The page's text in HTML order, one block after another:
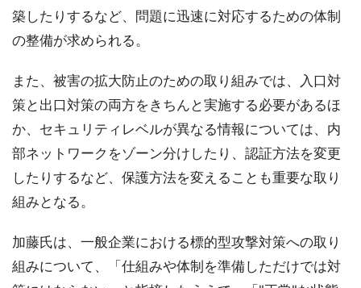
築したりするなど、問題に迅速に対応するための体制
の整備が求められる。
また、被害の拡大防止のための取り組みでは、入口対
策と出口対策の両方をきちんと実施する必要があるほ
か、セキュリティレベルが異なる情報については、内
部ネットワークをゾーン分けしたり、認証方法を変更
したりするなど、保護方法を変えることも重要な取り
組みとなる。
加藤氏は、一般企業における標的型攻撃対策への取り
組みについて、「仕組みや体制を準備しただけでは対